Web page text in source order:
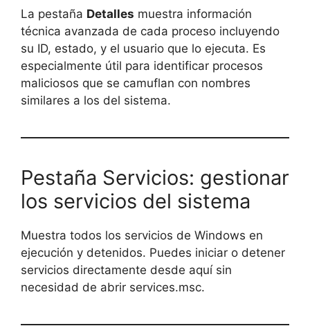
La pestaña Detalles muestra información
técnica avanzada de cada proceso incluyendo
su ID, estado, y el usuario que lo ejecuta. Es
especialmente útil para identificar procesos
maliciosos que se camuflan con nombres
similares a los del sistema.
Pestaña Servicios: gestionar
los servicios del sistema
Muestra todos los servicios de Windows en
ejecución y detenidos. Puedes iniciar o detener
servicios directamente desde aquí sin
necesidad de abrir services.msc.